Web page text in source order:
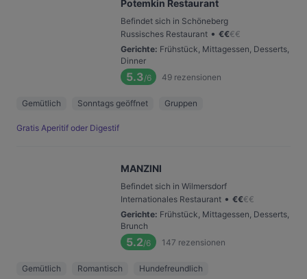
Potemkin Restaurant
Befindet sich in Schöneberg
Russisches Restaurant • €€€€
Gerichte: Frühstück, Mittagessen, Desserts,
Dinner
5.3/6 49 rezensionen
Gemütlich Sonntags geöffnet Gruppen
Gratis Aperitif oder Digestif
MANZINI
Befindet sich in Wilmersdorf
Internationales Restaurant • €€€€
Gerichte: Frühstück, Mittagessen, Desserts,
Brunch
5.2/6 147 rezensionen
Gemütlich Romantisch Hundefreundlich